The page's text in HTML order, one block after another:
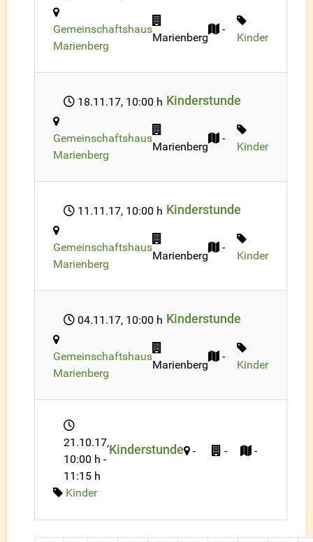
Gemeinschaftshaus
Marienberg
Marienberg
-
Kinder
18.11.17, 10:00 h Kinderstunde
Gemeinschaftshaus
Marienberg
Marienberg
-
Kinder
11.11.17, 10:00 h Kinderstunde
Gemeinschaftshaus
Marienberg
Marienberg
-
Kinder
04.11.17, 10:00 h Kinderstunde
Gemeinschaftshaus
Marienberg
Marienberg
-
Kinder
21.10.17,
10:00 h -
11:15 h
Kinderstunde - - -
Kinder